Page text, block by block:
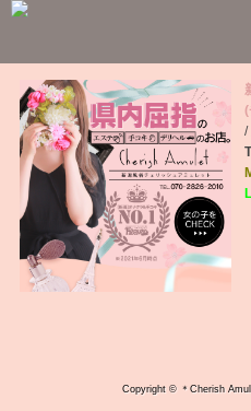
/
Copyright © ＊Cherish